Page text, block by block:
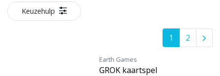
Keuzehulp
1 2
Earth Games
GROK kaartspel